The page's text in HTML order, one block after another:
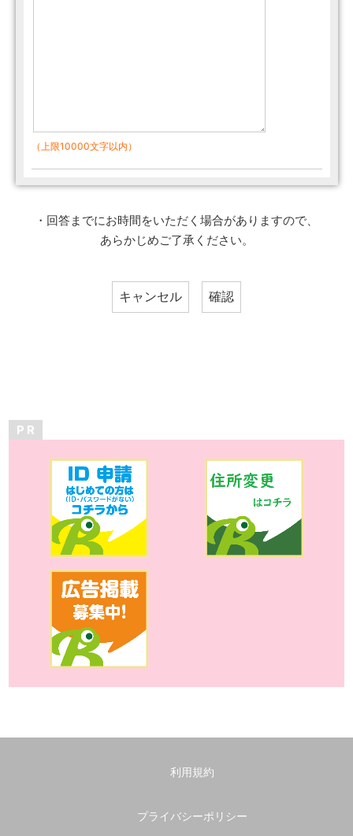
（上限10000文字以内）
・回答までにお時間をいただく場合がありますので、
あらかじめご了承ください。
P R
利用規約
プライバシーポリシー